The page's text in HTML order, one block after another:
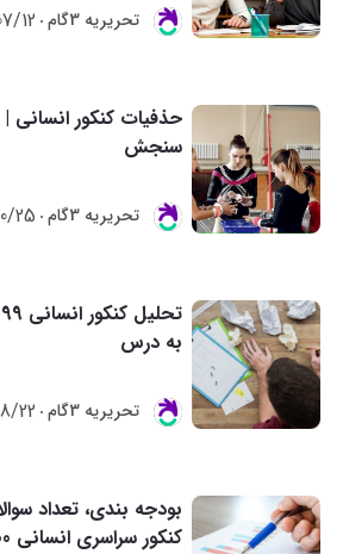
تحريريه 3گام 12
حذفیات کنکور انسانی |
سنجش
تحريريه 3گام 25
به درس
تحريريه 3گام 22
بودجه بندی، تعداد
کنکور سراسری انسانی 1400